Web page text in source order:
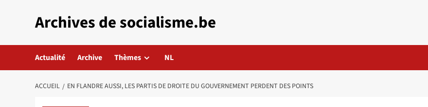
Archives de socialisme.be
Actualité Archive Thèmes NL
ACCUEIL EN FLANDRE AUSSI, LES PARTIS DE DROITE DU GOUVERNEMENT PERDENT DES POINTS